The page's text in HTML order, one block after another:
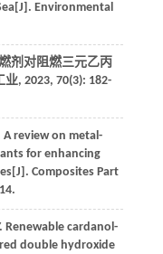
Environmental
剂对阻燃三元乙丙
业, 2023, 70(3): 182-
A review on metal-
for enhancing
Composites Part
Renewable cardanol-
double hydroxide